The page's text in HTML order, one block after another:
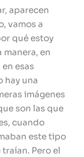
aparecen
vamos a
qué estoy
en
esas
hay una
imágenes
son las que
cuando
este tipo
Pero el